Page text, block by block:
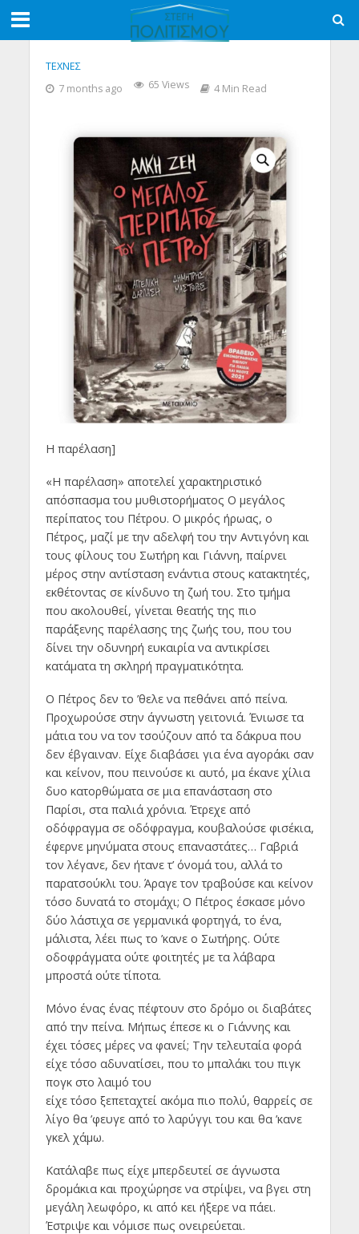
ΤΕΧΝΕΣ
7 months ago
65 Views 4 Min Read
Η παρέλαση]
«Η παρέλαση» αποτελεί χαρακτηριστικό
απόσπασμα του μυθιστορήματος Ο μεγάλος
περίπατος του Πέτρου. Ο μικρός ήρωας, ο
Πέτρος, μαζί με την αδελφή του την Αντιγόνη και
τους φίλους του Σωτήρη και Γιάννη, παίρνει
μέρος στην αντίσταση ενάντια στους κατακτητές,
εκθέτοντας σε κίνδυνο τη ζωή του. Στο τμήμα
που ακολουθεί, γίνεται θεατής της πιο
παράξενης παρέλασης της ζωής του, που του
δίνει την οδυνηρή ευκαιρία να αντικρίσει
κατάματα τη σκληρή πραγματικότητα.
Ο Πέτρος δεν το ’θελε να πεθάνει από πείνα.
Προχωρούσε στην άγνωστη γειτονιά. Ένιωσε τα
μάτια του να τον τσούζουν από τα δάκρυα που
δεν έβγαιναν. Είχε διαβάσει για ένα αγοράκι σαν
και κείνον, που πεινούσε κι αυτό, μα έκανε χίλια
δυο κατορθώματα σε μια επανάσταση στο
Παρίσι, στα παλιά χρόνια. Έτρεχε από
οδόφραγμα σε οδόφραγμα, κουβαλούσε φισέκια,
έφερνε μηνύματα στους επαναστάτες… Γαβριά
τον λέγανε, δεν ήτανε τ’ όνομά του, αλλά το
παρατσούκλι του. Άραγε τον τραβούσε και κείνον
τόσο δυνατά το στομάχι; Ο Πέτρος έσκασε μόνο
δύο λάστιχα σε γερμανικά φορτηγά, το ένα,
μάλιστα, λέει πως το ’κανε ο Σωτήρης. Ούτε
οδοφράγματα ούτε φοιτητές με τα λάβαρα
μπροστά ούτε τίποτα.
Μόνο ένας ένας πέφτουν στο δρόμο οι διαβάτες
από την πείνα. Μήπως έπεσε κι ο Γιάννης και
έχει τόσες μέρες να φανεί; Την τελευταία φορά
είχε τόσο αδυνατίσει, που το μπαλάκι του πιγκ
πογκ στο λαιμό του
είχε τόσο ξεπεταχτεί ακόμα πιο πολύ, θαρρείς σε
λίγο θα ’φευγε από το λαρύγγι του και θα ’κανε
γκελ χάμω.
Κατάλαβε πως είχε μπερδευτεί σε άγνωστα
δρομάκια και προχώρησε να στρίψει, να βγει στη
μεγάλη λεωφόρο, κι από κει ήξερε να πάει.
Έστριψε και νόμισε πως ονειρεύεται.